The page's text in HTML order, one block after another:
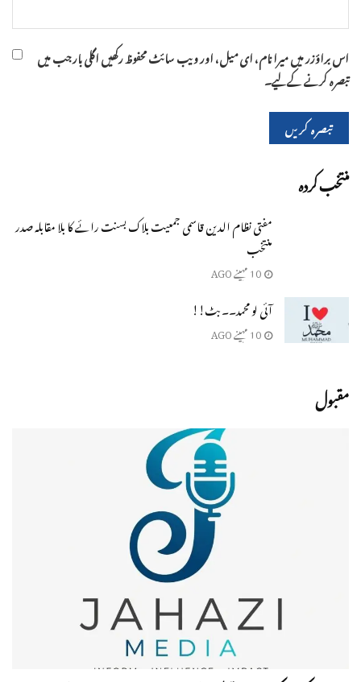
اس براؤزر میں میرا نام، ای میل، اور ویب سائٹ محفوظ رکھیں اگلی بار جب میں
تبصرہ کرنے کےلیے۔
منتخب کردہ
مفتی نظام الدین قاسمی جمعیت بلاک بسنت رائے کا بلا مقابلہ صدر
منتخب
آئی لو محمد۔۔ بٹ!!
مقبول